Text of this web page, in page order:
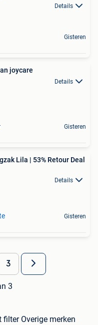
Details
Gisteren
joycare
Details
Gisteren
Lila | 53% Retour Deal
Details
Gisteren
3
3
filter Overige merken